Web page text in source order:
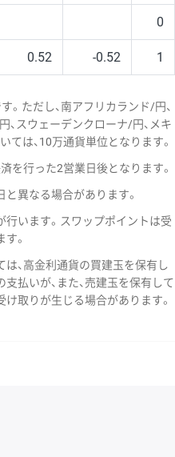
0
0.52 -0.52 1
ただし、南アフリカランド/円、
、スウェーデンクローナ/円、メキ
は、10万通貨単位となります。
を行った2営業日後となります。
異なる場合があります。
います。スワップポイントは受
。
、高金利通貨の買建玉を保有し
払いが、また、売建玉を保有して
取りが生じる場合があります。